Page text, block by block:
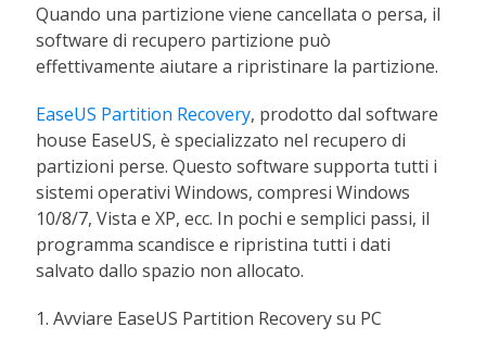
Quando una partizione viene cancellata o persa, il
software di recupero partizione può
effettivamente aiutare a ripristinare la partizione.
EaseUS Partition Recovery, prodotto dal software
house EaseUS, è specializzato nel recupero di
partizioni perse. Questo software supporta tutti i
sistemi operativi Windows, compresi Windows
10/8/7, Vista e XP, ecc. In pochi e semplici passi, il
programma scandisce e ripristina tutti i dati
salvato dallo spazio non allocato.
1. Avviare EaseUS Partition Recovery su PC